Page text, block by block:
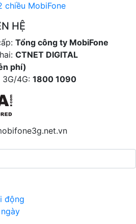
chiều MobiFone
HỆ
Tổng công ty MobiFone
CTNET DIGITAL
phí)
4G: 1800 1090
động